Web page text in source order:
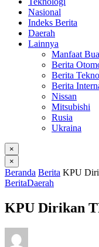
Nasional
Indeks Berita
Daerah
Lainnya
Manfaat
Berita
Berita
Berita
Nissan
Mitsubishi
Rusia
Ukraina
×
×
Beranda Berita KPU
BeritaDaerah
KPU Dirikan